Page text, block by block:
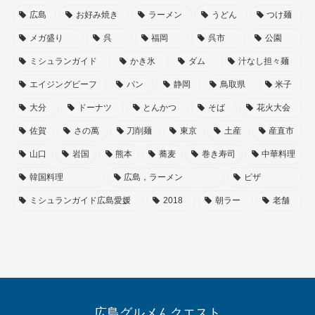
広島 お好み焼き ラーメン うどん つけ麺
メガ盛り 呉 福岡 呉市 公園
ミシュランガイド かき氷 ダム 汁なし担々麺
エイジングビーフ パン 静岡 鳥取県 米子
大分 ドーナツ とんかつ そば 花火大会
佐賀 さの萬 刀削麺 東京 土産 産直市
山口 岩国 熊本 蕎麦 巻き寿司 中華料理
韓国料理 広島，ラーメン ピザ
ミシュランガイド広島愛媛 2018 朝ラー 老舗